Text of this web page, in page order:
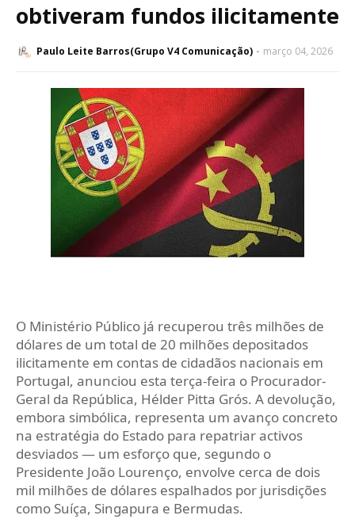
obtiveram fundos ilicitamente
Paulo Leite Barros(Grupo V4 Comunicação) março 04, 2026
O Ministério Público já recuperou três milhões de
dólares de um total de 20 milhões depositados
ilicitamente em contas de cidadãos nacionais em
Portugal, anunciou esta terça-feira o Procurador-
Geral da República, Hélder Pitta Grós. A devolução,
embora simbólica, representa um avanço concreto
na estratégia do Estado para repatriar activos
desviados — um esforço que, segundo o
Presidente João Lourenço, envolve cerca de dois
mil milhões de dólares espalhados por jurisdições
como Suíça, Singapura e Bermudas.